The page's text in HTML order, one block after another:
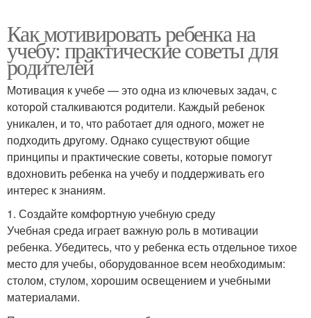
Как мотивировать ребенка на
учебу: практические советы для
родителей
Мотивация к учебе — это одна из ключевых задач, с
которой сталкиваются родители. Каждый ребенок
уникален, и то, что работает для одного, может не
подходить другому. Однако существуют общие
принципы и практические советы, которые помогут
вдохновить ребенка на учебу и поддерживать его
интерес к знаниям.
1. Создайте комфортную учебную среду
Учебная среда играет важную роль в мотивации
ребенка. Убедитесь, что у ребенка есть отдельное тихое
место для учебы, оборудованное всем необходимым:
столом, стулом, хорошим освещением и учебными
материалами.